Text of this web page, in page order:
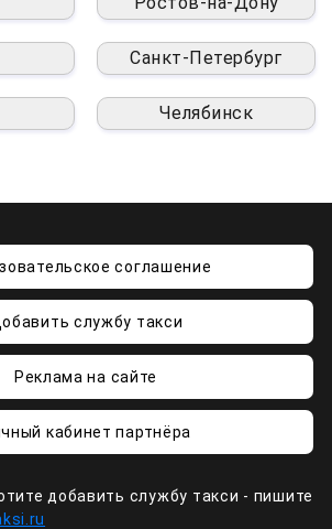
Санкт-Петербург
Челябинск
соглашение
службу такси
Реклама на сайте
кабинет партнёра
добавить службу такси - пишите